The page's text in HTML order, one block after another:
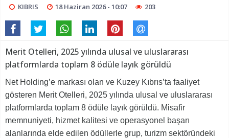
KIBRIS 18 Haziran 2026 - 10:07 203
Merit Otelleri, 2025 yılında ulusal ve uluslararası
platformlarda toplam 8 ödüle layık görüldü
Net Holding’e markası olan ve Kuzey Kıbrıs’ta faaliyet
gösteren Merit Otelleri, 2025 yılında ulusal ve uluslararası
platformlarda toplam 8 ödüle layık görüldü. Misafir
memnuniyeti, hizmet kalitesi ve operasyonel başarı
alanlarında elde edilen ödüllerle grup, turizm sektöründeki